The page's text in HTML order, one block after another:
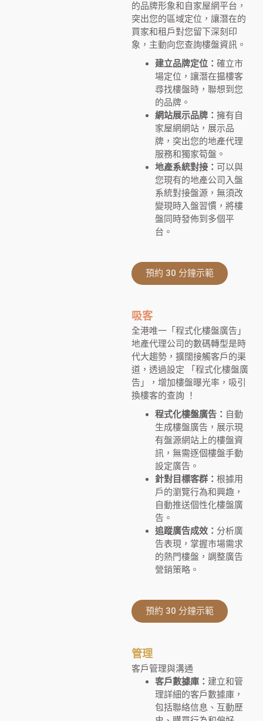
的品牌形象和自家屋網平台，
突出您的區域定位，讓潛在的
買家和租戶對您留下深刻印
象，主動向您查詢樓盤資訊。
建立品牌定位： 確立市
場定位，讓潛在揾樓客
尋找樓盤時，聯想到您
的品牌。
網站展示品牌： 擁有自
家屋網網站，展示品
牌，突出您的地產代理
服務和獨家筍盤。
地產系統對接： 可以與
您現有的地產公司入盤
系統對接盤源，無須改
變現時入盤習慣，將樓
盤同時發佈到多個平
台。
預約 30 分鐘示範
管理
客戶管理與溝通
客戶數據庫： 建立和管
理詳細的客戶數據庫，
包括聯絡信息、互動歷
吸客
全港唯一「程式化樓盤廣告」
地產代理公司的數碼轉型是時
代大趨勢，擴闊接觸客戶的渠
道，透過設定 「程式化樓盤廣
告」，增加樓盤曝光率，吸引
換樓客的查詢 ！
程式化樓盤廣告： 自動
生成樓盤廣告，展示現
有盤源網站上的樓盤資
訊，無需逐個樓盤手動
設定廣告。
針對目標客群： 根據用
戶的瀏覽行為和興趣，
自動推送個性化樓盤廣
告。
追蹤廣告成效： 分析廣
告表現，掌握市場需求
的熱門樓盤，調整廣告
營銷策略。
預約 30 分鐘示範